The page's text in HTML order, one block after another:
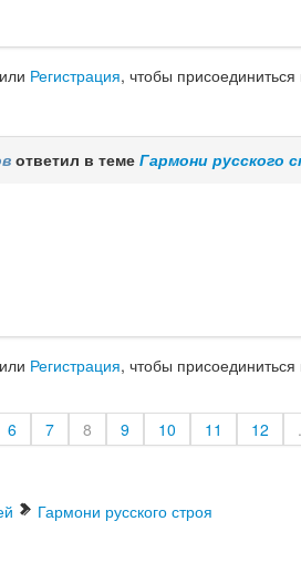
или Регистрация, чтобы присоединиться
ответил в темеГармони русского
или Регистрация, чтобы присоединиться
6 7 8 9 10 11 12
Гармони русского строя